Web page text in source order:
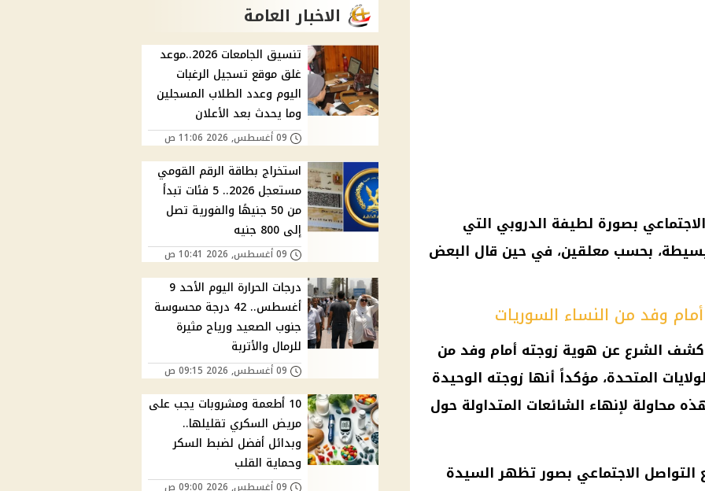
بصورة لطيفة الدروبي التي
بحسب معلقين، في حين قال البعض
وفد من النساء السوريات
الشرع عن هوية زوجته أمام وفد من
المتحدة، مؤكداً أنها زوجته الوحيدة
محاولة لإنهاء الشائعات المتداولة حول
الاجتماعي بصور تظهر السيدة
الاخبار العامة
تنسيق الجامعات 2026..موعد
غلق موقع تسجيل الرغبات
اليوم وعدد الطلاب المسجلين
وما يحدث بعد الأعلان
09 أغسطس, 2026 11:06 ص
استخراج بطاقة الرقم القومي
مستعجل 2026.. 5 فئات تبدأ
من 50 جنيهًا والفورية تصل
إلى 800 جنيه
09 أغسطس, 2026 10:41 ص
درجات الحرارة اليوم الأحد 9
أغسطس.. 42 درجة محسوسة
جنوب الصعيد ورياح مثيرة
للرمال والأتربة
09 أغسطس, 2026 09:15 ص
10 أطعمة ومشروبات يجب على
مريض السكري تقليلها..
وبدائل أفضل لضبط السكر
وحماية القلب
09 أغسطس, 2026 09:00 ص